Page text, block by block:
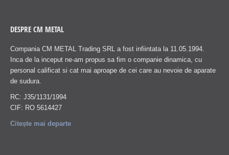
DESPRE CM METAL
Compania CM METAL Trading SRL a fost infiintata la 11.05.1994.
Inca de la inceput ne-am propus sa fim o companie dinamica, cu
personal calificat si cat mai aproape de cei care au nevoie de aparate
de sudura.
RC: J35/1131/1994
CIF: RO 5614427
Citește mai departe